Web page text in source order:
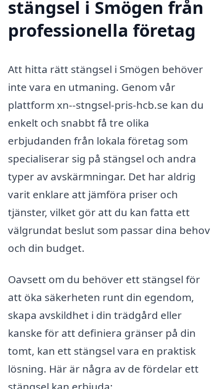
stängsel i Smögen från
professionella företag
Att hitta rätt stängsel i Smögen behöver
inte vara en utmaning. Genom vår
plattform xn--stngsel-pris-hcb.se kan du
enkelt och snabbt få tre olika
erbjudanden från lokala företag som
specialiserar sig på stängsel och andra
typer av avskärmningar. Det har aldrig
varit enklare att jämföra priser och
tjänster, vilket gör att du kan fatta ett
välgrundat beslut som passar dina behov
och din budget.
Oavsett om du behöver ett stängsel för
att öka säkerheten runt din egendom,
skapa avskildhet i din trädgård eller
kanske för att definiera gränser på din
tomt, kan ett stängsel vara en praktisk
lösning. Här är några av de fördelar ett